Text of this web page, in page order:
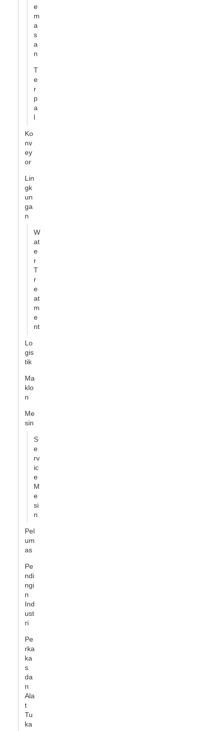
e
m
a
s
a
n
T
e
r
p
a
l
Ko
nv
ey
or
Lin
gk
un
ga
n
W
at
e
r
T
r
e
at
m
e
nt
Lo
gis
tik
Ma
klo
n
Me
sin
S
e
rv
ic
e
M
e
si
n
Pel
um
as
Pe
ndi
ngi
n
Ind
ust
ri
Pe
rka
ka
s
da
n
Ala
t
Tu
ka